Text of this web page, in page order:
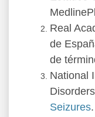
Real
de
de
National
Seizures